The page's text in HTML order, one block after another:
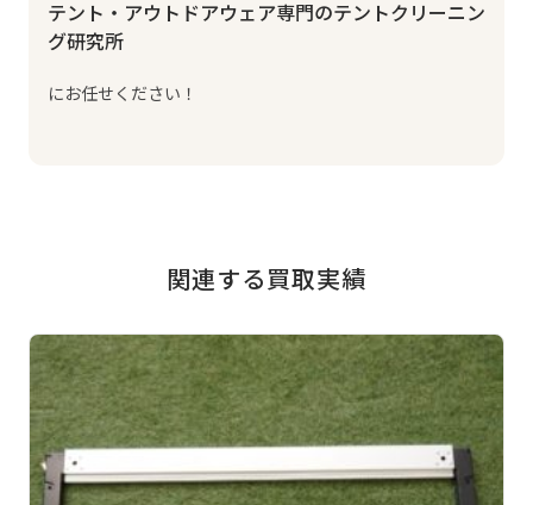
テント・アウトドアウェア専門のテントクリーニン
グ研究所
にお任せください！
関連する買取実績